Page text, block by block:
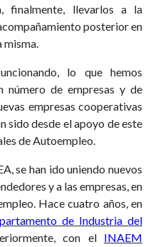
finalmente, llevarlos a la
posterior en
misma.
lo que hemos
de empresas y de
empresas cooperativas
sido desde el apoyo de este
de Autoempleo.
se han ido uniendo nuevos
y a las empresas, en
Hace cuatro años, en
de Industria del
con el INAEM